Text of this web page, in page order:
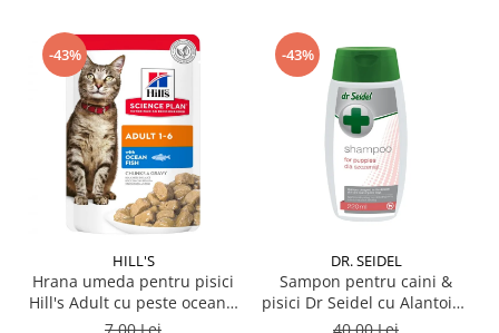
-43%
HILL'S
Hrana umeda pentru pisici
Hill's Adult cu peste oceanic
85 gr
-43%
DR. SEIDEL
Sampon pentru caini &
pisici Dr Seidel cu Alantoina
220 ml